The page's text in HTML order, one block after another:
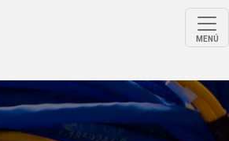
MENÚ